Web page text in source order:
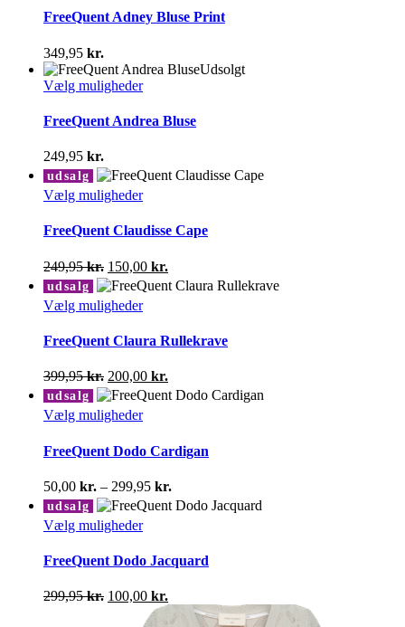
varesiden
349,95 kr..100,00 kr..
har
flere
Mulighederne
kan
vælges
varesiden
FreeQuent Adney Bluse Print
349,95 kr.
Udsolgt
Vælg mulighederDette
har
kan
vælges
varesiden
FreeQuent Andrea Bluse
249,95 kr.
udsalg
Vælg mulighederDette
har
varianter.
Mulighederne
kan
vælges
varesiden
FreeQuent Claudisse Cape
249,95kr. Den
oprindelige
pris
var:
150,00 kr.
aktuelle
udsalg
Vælg mulighederDette
har
varianter.
Mulighederne
kan
vælges
varesiden
FreeQuent Claura Rullekrave
399,95kr. Den
oprindelige
pris
var:
200,00 kr.
aktuelle
udsalg
Vælg mulighederDette
har
flere
varianter.
Mulighederne
kan
vælges
varesiden
FreeQuent Dodo Cardigan
50,00 kr. – 299,95 kr.
50,00 kr.
udsalg
Vælg mulighederDette
har
varianter.
Mulighederne
kan
FreeQuent Dodo Jacquard
299,95kr. Den
oprindelige
100,00 kr.
aktuelle